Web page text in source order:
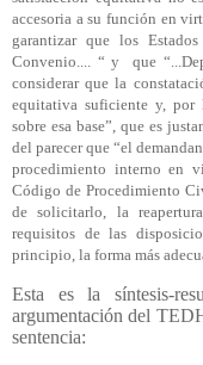
accesoria a su función en
garantizar que los
Convenio.... “ y
que
considerar que la
equitativa suficiente y, por
sobre esa base”, que es
del parecer que “el
procedimiento interno en
Código de Procedimiento
de solicitarlo, la
requisitos de las
principio, la forma más
Esta es la síntesis-
argumentación del
sentencia: